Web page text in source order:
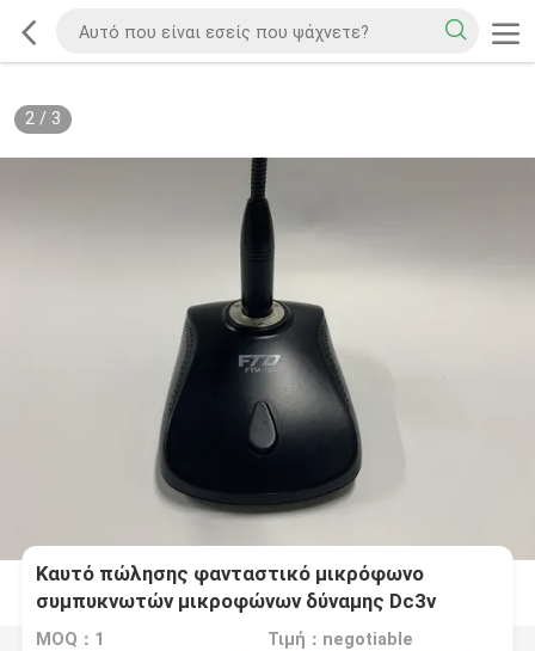
2/ 3
Καυτό πώλησης φανταστικό μικρόφωνο
συμπυκνωτών μικροφώνων δύναμης Dc3v
συνδεμένο με καλώδιο Tabletop
MOQ：1 Τιμή：negotiable